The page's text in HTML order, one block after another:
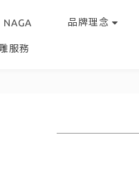
NAGA 品牌理念
服務